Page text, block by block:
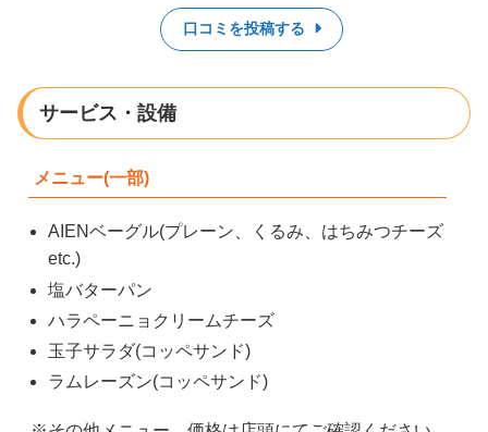
口コミを投稿する
サービス・設備
メニュー(一部)
AIENベーグル(プレーン、くるみ、はちみつチーズ
etc.)
塩バターパン
ハラペーニョクリームチーズ
玉子サラダ(コッペサンド)
ラムレーズン(コッペサンド)